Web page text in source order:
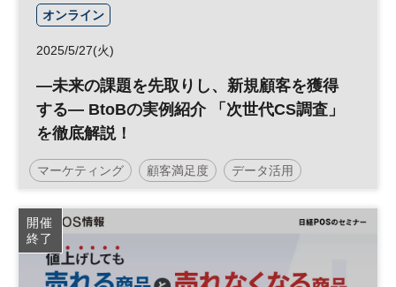
オンライン
2025/5/27(火)
―未来の課題を先取りし、新規顧客を獲得
する― BtoBの実例紹介 「次世代CS調査」
を徹底解説！
マーケティング 顧客満足度 データ活用
経営戦略 BtoB データ
参加無料
開催
終了